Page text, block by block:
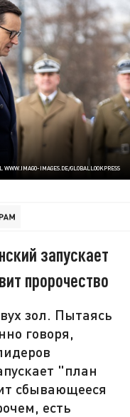
IMAGES.DE/GLOBALLOOKPRESS
запускает
пророчество
зол. Пытаясь
говоря,
"план
сбывающееся
есть